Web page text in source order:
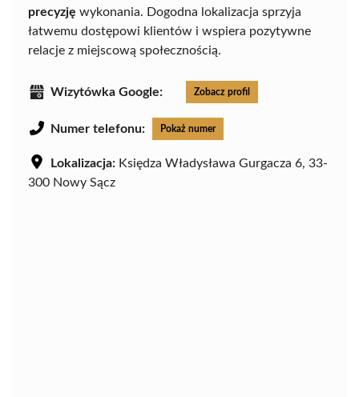
precyzję wykonania. Dogodna lokalizacja sprzyja
łatwemu dostępowi klientów i wspiera pozytywne
relacje z miejscową społecznością.
Wizytówka Google: Zobacz profil
Numer telefonu: Pokaż numer
Lokalizacja: Księdza Władysława Gurgacza 6, 33-
300 Nowy Sącz